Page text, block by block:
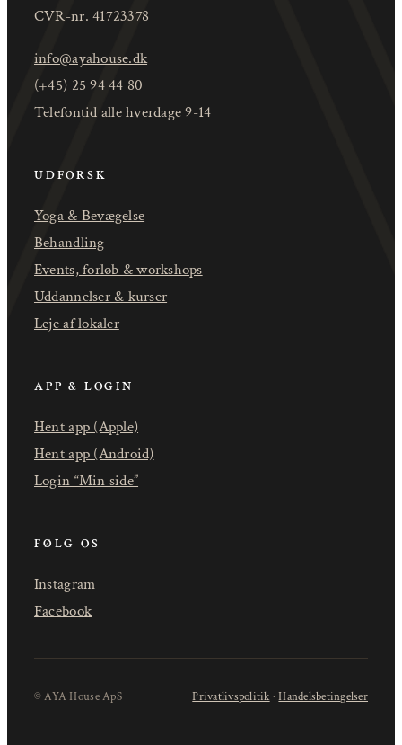
CVR-nr. 41723378
info@ayahouse.dk
(+45) 25 94 44 80
Telefontid alle hverdage 9-14
UDFORSK
Yoga & Bevægelse
Behandling
Events, forløb & workshops
Uddannelser & kurser
Leje af lokaler
APP & LOGIN
Hent app (Apple)
Hent app (Android)
Login “Min side”
FØLG OS
Instagram
Facebook
© AYA House ApS Privatlivspolitik ·Handelsbetingelser